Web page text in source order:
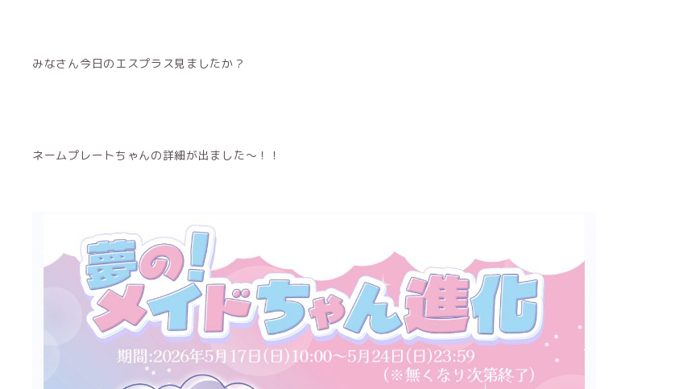
みなさん今日のエスプラス見ましたか？
ネームプレートちゃんの詳細が出ました〜！！